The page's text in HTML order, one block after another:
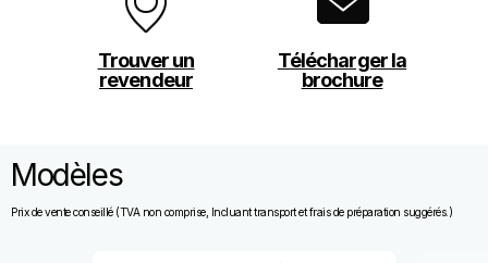
Trouver un
revendeur
Télécharger la
brochure
Modèles
Prix de vente conseillé (TVA non comprise, Incluant transport et frais de préparation suggérés.)